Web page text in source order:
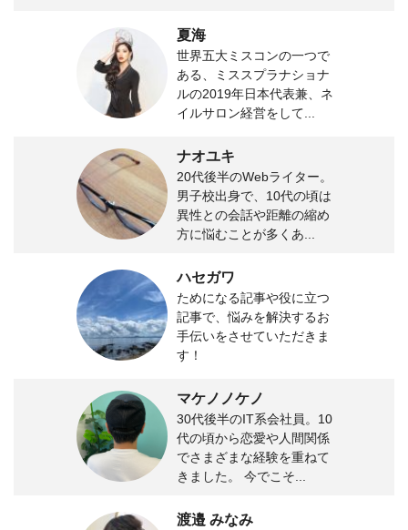
夏海
世界五大ミスコンの一つで
ある、ミススプラナショナ
ルの2019年日本代表兼、ネ
イルサロン経営をして...
ナオユキ
20代後半のWebライター。
男子校出身で、10代の頃は
異性との会話や距離の縮め
方に悩むことが多くあ...
ハセガワ
ためになる記事や役に立つ
記事で、悩みを解決するお
手伝いをさせていただきま
す！
マケノノケノ
30代後半のIT系会社員。10
代の頃から恋愛や人間関係
でさまざまな経験を重ねて
きました。 今でこそ...
渡邉 みなみ